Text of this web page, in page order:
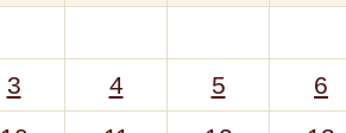
3 4 5
6